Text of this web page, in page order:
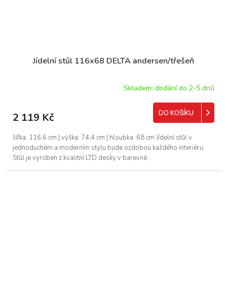
Jídelní stůl 116x68 DELTA andersen/třešeň
Skladem: dodání do 2-5 dnů
2 119 Kč DO KOŠÍKU
šířka: 116,6 cm | výška: 74,4 cm | hloubka: 68 cm Jídelní stůl v
jednoduchém a moderním stylu bude ozdobou každého interiéru.
Stůl je vyroben z kvalitní LTD desky v barevné...